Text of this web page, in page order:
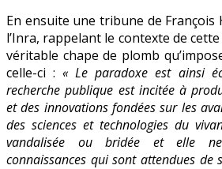
En ensuite une tribune de François
l’Inra, rappelant le contexte de
véritable chape de plomb
celle-ci :« Le paradoxe est ainsi
recherche publique est incitée à
et des innovations fondées sur les
des sciences et technologies du
vandalisée ou bridée et elle
connaissances qui sont attendues